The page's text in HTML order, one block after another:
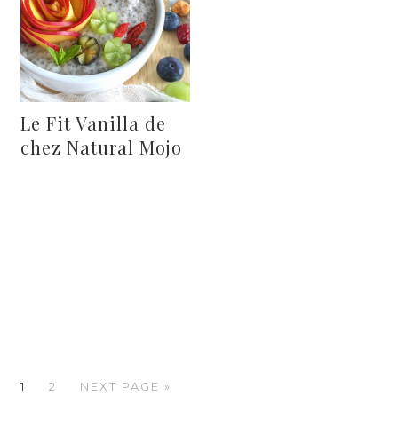
Le Fit Vanilla de
chez Natural Mojo
1 2 NEXT PAGE »